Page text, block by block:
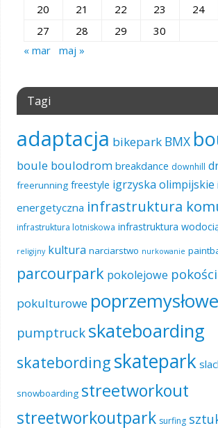
20
21 22 23 24
27
28 29
30
« mar
maj »
Tagi
adaptacja bikepark BMX
boule boulodrom breakdance downhill
freerunning freestyle igrzyska olimpijskie
energetyczna infrastruktura
infrastruktura lotniskowa infrastruktura
religijny kultura narciarstwo nurkowanie
parcourpark pokolejowe
pokulturowe poprzemysłowe
pumptruck skateboarding
skatebording skatepark
snowboarding streetworkout
streetworkoutpark surfing